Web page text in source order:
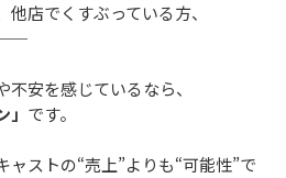
店でくすぶっている方、
──
安を感じているなら、
です。
ストの“売上”よりも“可能性”で